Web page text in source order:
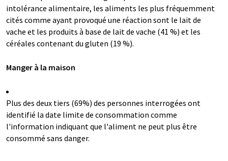
intolérance alimentaire, les aliments les plus fréquemment
cités comme ayant provoqué une réaction sont le lait de
vache et les produits à base de lait de vache (41 %) et les
céréales contenant du gluten (19 %).
Manger à la maison
Plus des deux tiers (69%) des personnes interrogées ont
identifié la date limite de consommation comme
l'information indiquant que l'aliment ne peut plus être
consommé sans danger.